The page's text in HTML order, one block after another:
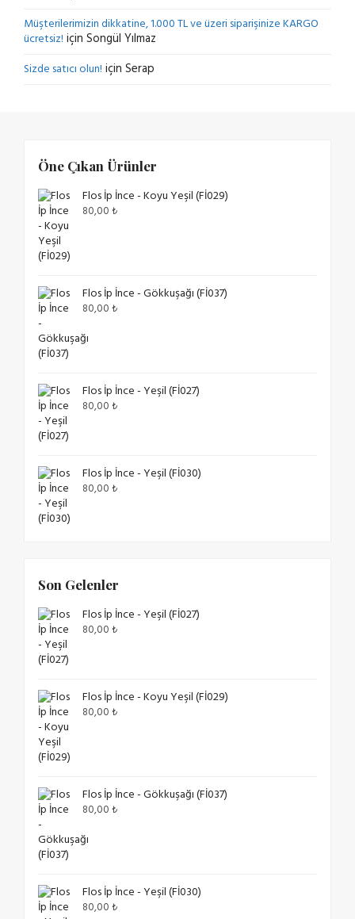
Müşterilerimizin dikkatine, 1.000 TL ve üzeri siparişinize KARGO
ücretsiz! için Songül Yılmaz
Sizde satıcı olun! için Serap
Öne Çıkan Ürünler
Flos İp İnce - Koyu Yeşil (Fİ029)
80,00₺
Flos İp İnce - Gökkuşağı (Fİ037)
80,00₺
Flos İp İnce - Yeşil (Fİ027)
80,00₺
Flos İp İnce - Yeşil (Fİ030)
80,00₺
Son Gelenler
Flos İp İnce - Yeşil (Fİ027)
80,00₺
Flos İp İnce - Koyu Yeşil (Fİ029)
80,00₺
Flos İp İnce - Gökkuşağı (Fİ037)
80,00₺
Flos İp İnce - Yeşil (Fİ030)
80,00₺